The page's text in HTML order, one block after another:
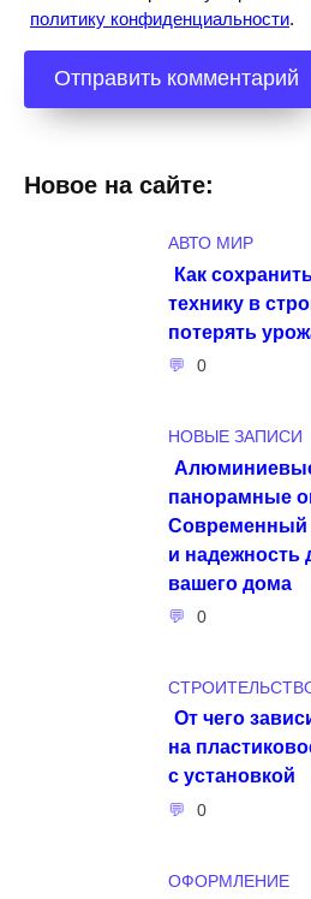
политику конфиденциальности.
Новое на сайте:
АВТО МИР
Как
технику в
потерять
0
НОВЫЕ ЗАПИСИ
панорамные
Современный
и надежность
вашего дома
0
От чего
на
с установкой
0
ОФОРМЛЕНИЕ